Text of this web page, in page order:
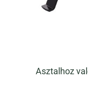
Asztalhoz